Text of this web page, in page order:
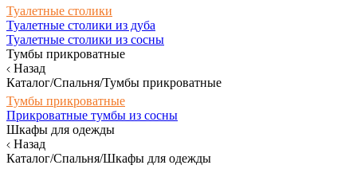
Туалетные столики
Туалетные столики из дуба
Туалетные столики из сосны
Тумбы прикроватные
Назад
Каталог/Спальня/Тумбы прикроватные
Тумбы прикроватные
Прикроватные тумбы из сосны
Шкафы для одежды
Назад
Каталог/Спальня/Шкафы для одежды